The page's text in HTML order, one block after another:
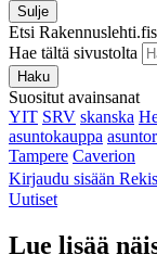
Sulje
Etsi
Hae tältä sivustolta
Haku
Suositut avainsanat
YIT SRV skanska
asuntokauppa
Tampere Caverion
Kirjaudu sisään
Uutiset
Lue lisää